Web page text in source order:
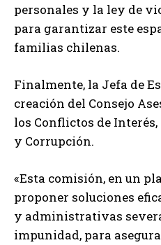
personales y la ley de
para garantizar este
familias chilenas.
Finalmente, la Jefa de
creación del Consejo
los Conflictos de
y Corrupción.
«Esta comisión, en un
proponer soluciones
y administrativas
impunidad, para